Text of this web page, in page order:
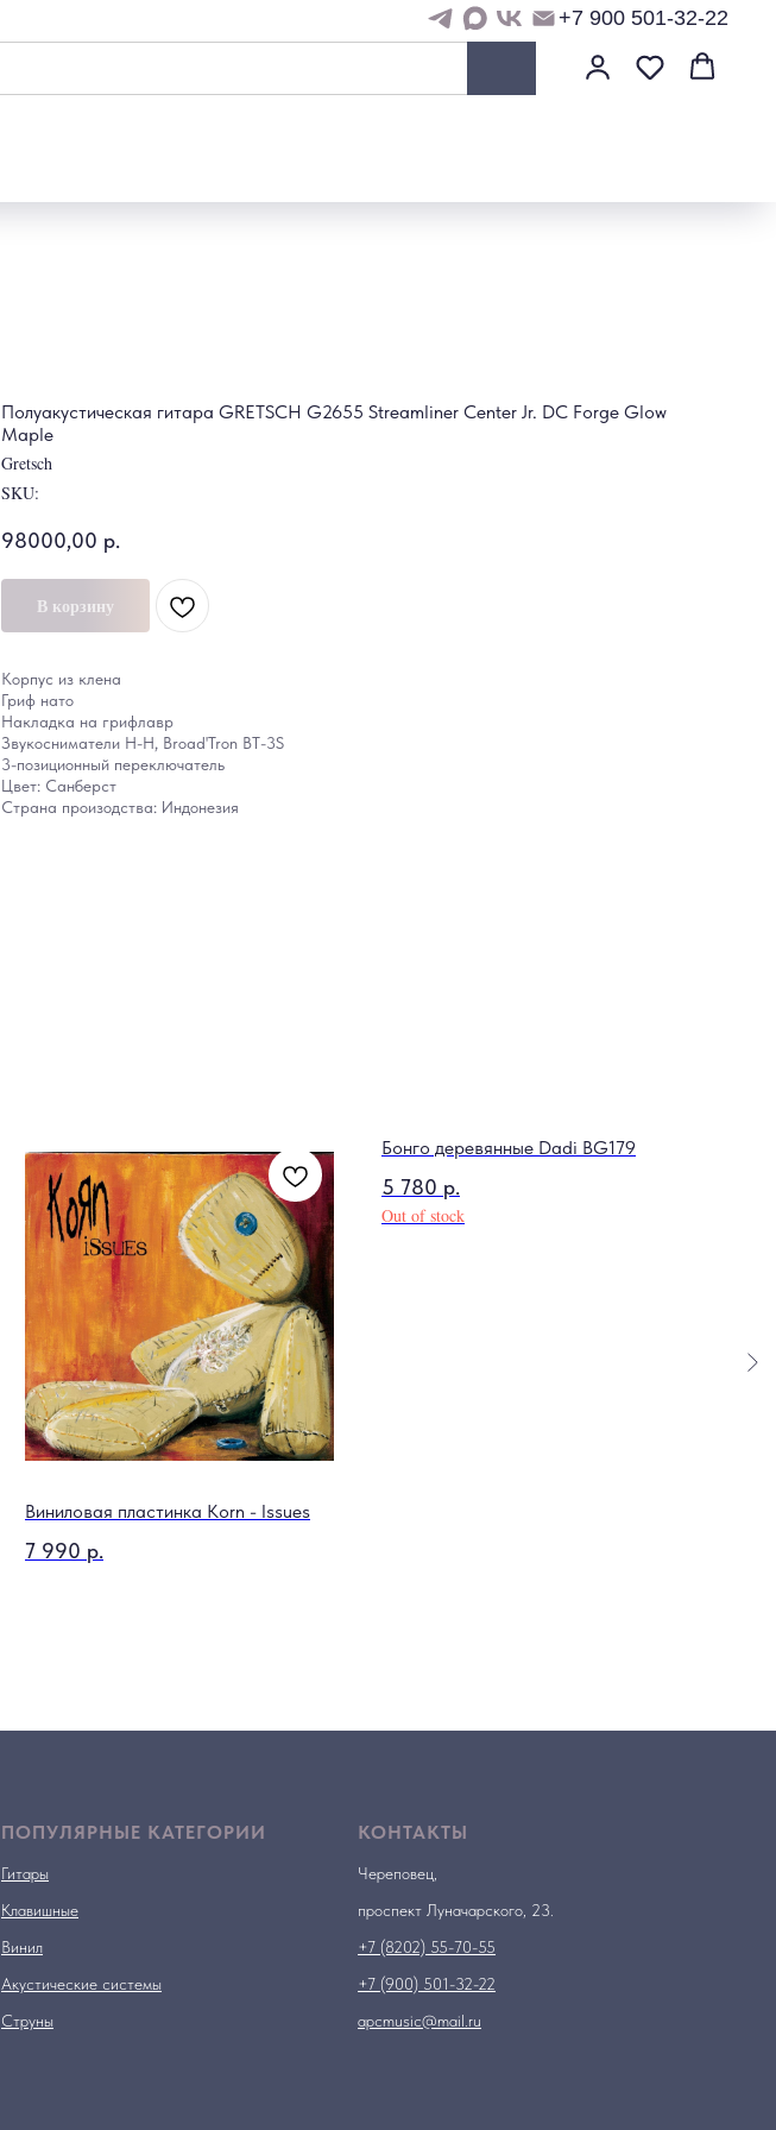
+7 900 501-32-22
Полуакустическая гитара GRETSCH G2655 Streamliner Center Jr. DC Forge Glow
Maple
Gretsch
SKU:
98000,00 р.
В корзину
Корпус из клена
Гриф нато
Накладка на грифлавр
Звукосниматели H-H, Broad'Tron BT-3S
3-позиционный переключатель
Цвет: Санберст
Страна произодства: Индонезия
Виниловая пластинка Korn - Issues
7 990 р.
Бонго деревянные Dadi BG179
5 780 р.
Out of stock
ПОПУЛЯРНЫЕ КАТЕГОРИИ
Гитары
Клавишные
Винил
Акустические системы
Струны
КОНТАКТЫ
Череповец,
проспект Луначарского, 23.
+7 (8202) 55-70-55
+7 (900) 501-32-22
apcmusic@mail.ru